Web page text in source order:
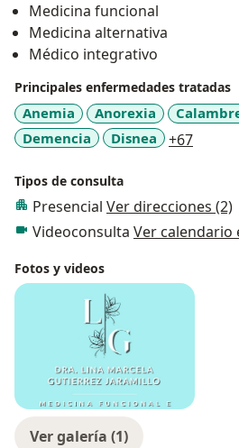
Medicina funcional
Medicina alternativa
Médico integrativo
Principales enfermedades tratadas
Anemia Anorexia
Demencia
Disnea +67
Tipos de consulta
Presencial Ver direcciones (2)
Videoconsulta Ver calendario
Fotos y videos
Ver galería (1)